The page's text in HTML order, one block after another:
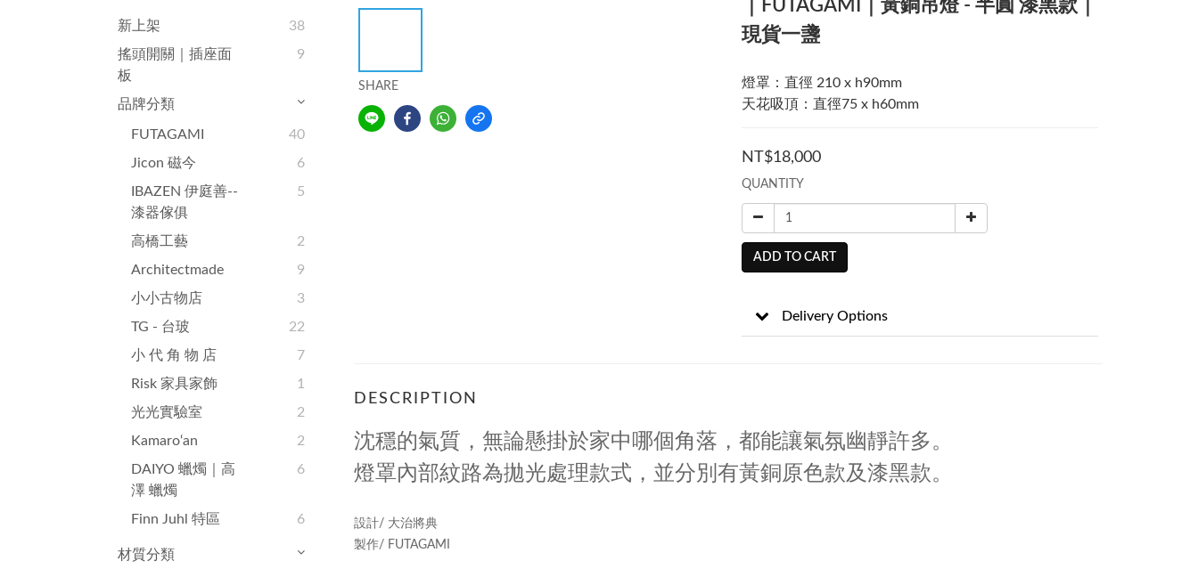
新上架
38
搖頭開關｜插座面
板
9
品牌分類
FUTAGAMI
40
Jicon 磁今
6
IBAZEN 伊庭善--
漆器傢俱
5
高橋工藝
2
Architectmade
9
小小古物店
3
TG - 台玻
22
小 代 角 物 店
7
Risk 家具家飾
1
光光實驗室
2
Kamaro‘an
2
DAIYO 蠟燭｜高
澤 蠟燭
6
Finn Juhl 特區 6
材質分類
SHARE
｜FUTAGAMI｜黃銅吊燈 - 半圓 漆黑款｜
現貨一盞
燈罩：直徑 210 x h90mm
天花吸頂：直徑75 x h60mm
NT$18,000
QUANTITY
ADD TO CART
Delivery Options
DESCRIPTION
沈穩的氣質，無論懸掛於家中哪個角落，都能讓氣氛幽靜許多。
燈罩內部紋路為拋光處理款式，並分別有黃銅原色款及漆黑款。
設計/ 大治將典
製作/ FUTAGAMI